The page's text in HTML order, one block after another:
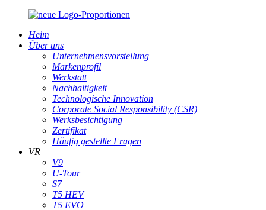
Heim
Über uns
Unternehmensvorstellung
Markenprofil
Werkstatt
Nachhaltigkeit
Technologische Innovation
Corporate Social Responsibility (CSR)
Werksbesichtigung
Zertifikat
Häufig gestellte Fragen
VR
V9
U-Tour
S7
T5 HEV
T5 EVO